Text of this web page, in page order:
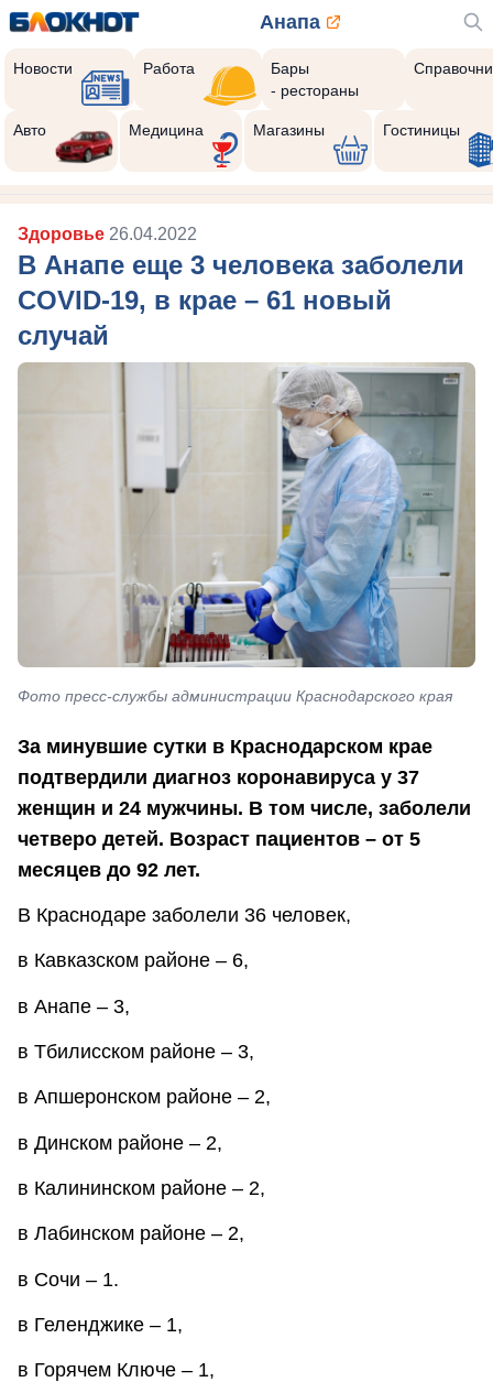
Анапа
Новости Работа
Бары
- рестораны
Авто Медицина Магазины Гостиницы
Здоровье 26.04.2022
В Анапе еще 3 человека заболели
COVID-19, в крае – 61 новый
случай
Фото пресс-службы администрации Краснодарского края
За минувшие сутки в Краснодарском крае
подтвердили диагноз коронавируса у 37
женщин и 24 мужчины. В том числе, заболели
четверо детей. Возраст пациентов – от 5
месяцев до 92 лет.
В Краснодаре заболели 36 человек,
в Кавказском районе – 6,
в Анапе – 3,
в Тбилисском районе – 3,
в Апшеронском районе – 2,
в Динском районе – 2,
в Калининском районе – 2,
в Лабинском районе – 2,
в Сочи – 1.
в Геленджике – 1,
в Горячем Ключе – 1,